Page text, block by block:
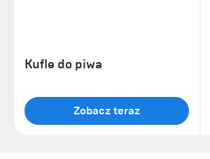
Kufle do piwa
Zobacz teraz